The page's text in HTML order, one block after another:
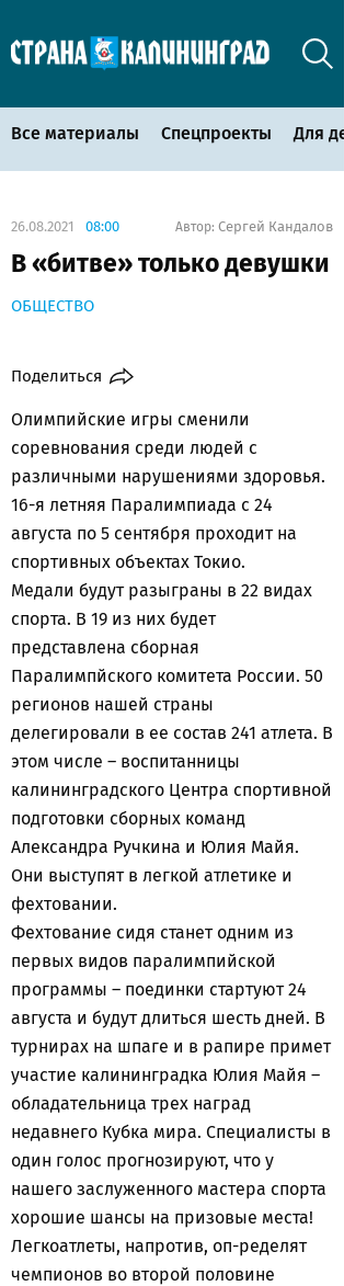
Все материалы Спецпроекты Для
26.08.2021 08:00 Автор: Сергей Кандалов
В «битве» только девушки
ОБЩЕСТВО
Поделиться
Олимпийские игры сменили
соревнования среди людей с
различными нарушениями здоровья.
16-я летняя Паралимпиада с 24
августа по 5 сентября проходит на
спортивных объектах Токио.
Медали будут разыграны в 22 видах
спорта. В 19 из них будет
представлена сборная
Паралимпйского комитета России. 50
регионов нашей страны
делегировали в ее состав 241 атлета. В
этом числе – воспитанницы
калининградского Центра спортивной
подготовки сборных команд
Александра Ручкина и Юлия Майя.
Они выступят в легкой атлетике и
фехтовании.
Фехтование сидя станет одним из
первых видов паралимпийской
программы – поединки стартуют 24
августа и будут длиться шесть дней. В
турнирах на шпаге и в рапире примет
участие калининградка Юлия Майя –
обладательница трех наград
недавнего Кубка мира. Специалисты в
один голос прогнозируют, что у
нашего заслуженного мастера спорта
хорошие шансы на призовые места!
Легкоатлеты, напротив, оп-ределят
чемпионов во второй половине